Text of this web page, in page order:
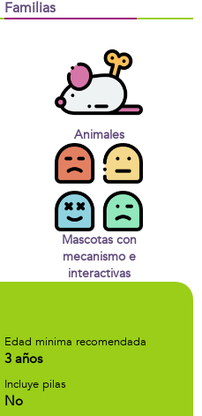
Familias
Animales
Mascotas con
mecanismo e
interactivas
Edad minima recomendada
3 años
Incluye pilas
No